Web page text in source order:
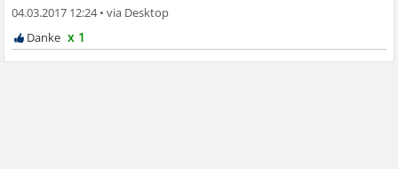
04.03.2017 12:24•
x 1